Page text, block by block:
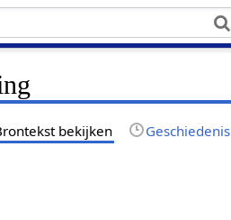
bekijken Geschiedenis